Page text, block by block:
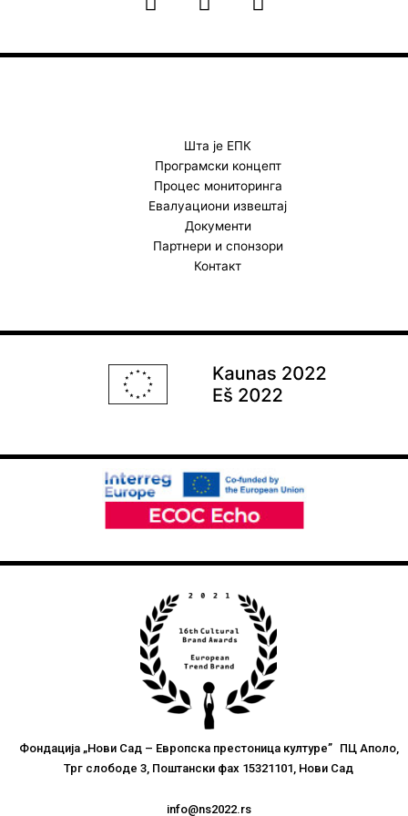
a
e
n
t
a
m
o
t
Шта је ЕПК
Програмски концепт
Процес мониторинга
Евалуациони извештај
Документи
Партнери и спонзори
Контакт
Фондација „Нови Сад – Европска престоница културе” ПЦ Аполо,
Трг слободе 3, Поштански фах 15321101, Нови Сад
info@ns2022.rs